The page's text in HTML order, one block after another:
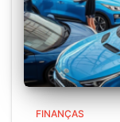
FINANÇAS